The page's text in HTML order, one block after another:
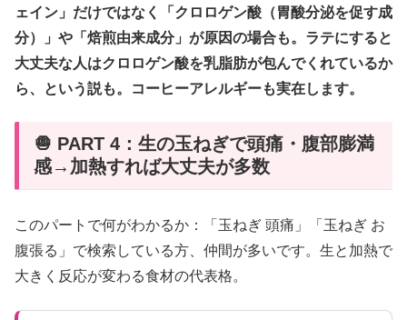
ェイン」だけではなく「クロロゲン酸（胃酸分泌を促す成
分）」や「焙煎由来成分」が原因の場合も。ラテにすると
大丈夫な人はクロロゲン酸を乳脂肪が包んでくれているか
ら、という説も。コーヒーアレルギーも実在します。
🧅 PART 4：生の玉ねぎで頭痛・腹部膨満
感→加熱すれば大丈夫が多数
このパートで何がわかるか：「玉ねぎ 頭痛」「玉ねぎ お
腹張る」で検索している方、仲間が多いです。生と加熱で
大きく反応が変わる食材の代表格。